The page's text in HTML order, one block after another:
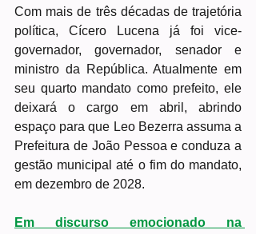
Com mais de três décadas de trajetória
política, Cícero Lucena já foi vice-
governador, governador, senador e
ministro da República. Atualmente em
seu quarto mandato como prefeito, ele
deixará o cargo em abril, abrindo
espaço para que Leo Bezerra assuma a
Prefeitura de João Pessoa e conduza a
gestão municipal até o fim do mandato,
em dezembro de 2028.
Em discurso emocionado na